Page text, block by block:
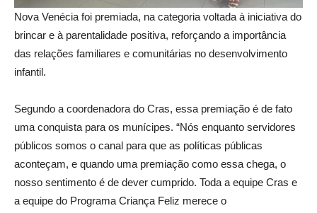
Nova Venécia foi premiada, na categoria voltada à iniciativa do
brincar e à parentalidade positiva, reforçando a importância
das relações familiares e comunitárias no desenvolvimento
infantil.
Segundo a coordenadora do Cras, essa premiação é de fato
uma conquista para os munícipes. “Nós enquanto servidores
públicos somos o canal para que as políticas públicas
aconteçam, e quando uma premiação como essa chega, o
nosso sentimento é de dever cumprido. Toda a equipe Cras e
a equipe do Programa Criança Feliz merece o